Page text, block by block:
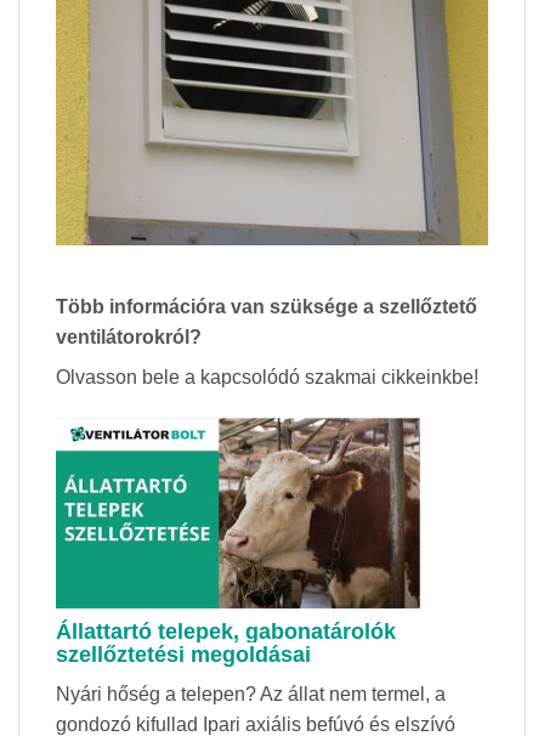
Több információra van szüksége a szellőztető
ventilátorokról?
Olvasson bele a kapcsolódó szakmai cikkeinkbe!
Állattartó telepek, gabonatárolók
szellőztetési megoldásai
Nyári hőség a telepen? Az állat nem termel, a
gondozó kifullad Ipari axiális befúvó és elszívó